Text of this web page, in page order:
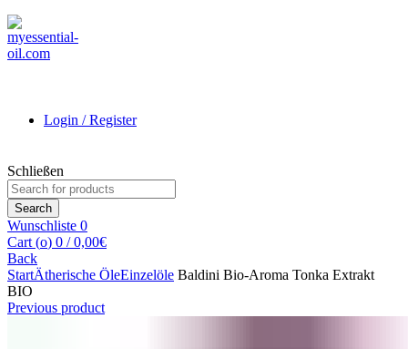
Login / Register
Schließen
Search
for:
Search
Wunschliste 0
Cart (o) 0 / 0,00€
Back
StartÄtherische ÖleEinzelöle Baldini Bio-Aroma Tonka Extrakt
BIO
Previous product